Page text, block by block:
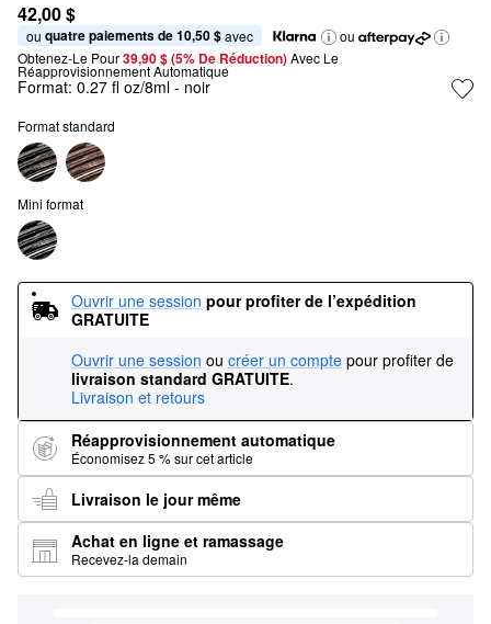
42,00 $
ou quatre paiements de 10,50 $ avec
ou
Obtenez-Le Pour39,90 $ (5% De Réduction) Avec Le
Réapprovisionnement Automatique
Format: 0.27 fl oz/8ml - noir
Format standard
Mini format
Ouvrir une session pour profiter de l’expédition
GRATUITE
Ouvrir une session ou créer un compte pour profiter de
livraison standard GRATUITE.
Livraison et retours
Réapprovisionnement automatique
Économisez 5 % sur cet article
Livraison le jour même
Achat en ligne et ramassage
Recevez-la demain